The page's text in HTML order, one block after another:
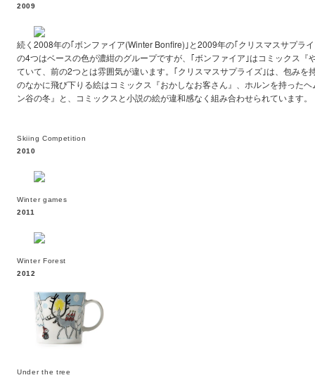
2009
続く2008年の｢ボンファイア(Winter Bonfire)｣と2009年の｢クリスマスサプラ
の4つはベースの色が濃紺のグループですが、｢ボンファイア｣はコミックス『
ていて、前の2つとは雰囲気が違います。｢クリスマスサプライズ｣は、包みを
のなかに飛び下りる絵はコミックス『おかしなお客さん』、ホルンを持った
ン谷の冬』と、コミックスと小説の絵が違和感なく組み合わせられています。
Skiing Competition
2010
Winter games
2011
Winter Forest
2012
Under the tree